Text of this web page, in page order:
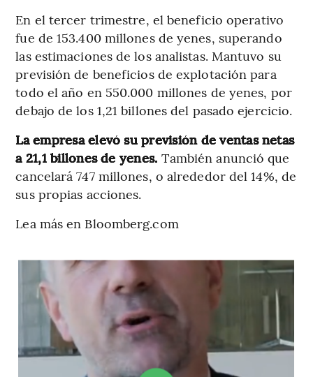
En el tercer trimestre, el beneficio operativo
fue de 153.400 millones de yenes, superando
las estimaciones de los analistas. Mantuvo su
previsión de beneficios de explotación para
todo el año en 550.000 millones de yenes, por
debajo de los 1,21 billones del pasado ejercicio.
La empresa elevó su previsión de ventas netas
a 21,1 billones de yenes. También anunció que
cancelará 747 millones, o alrededor del 14%, de
sus propias acciones.
Lea más en Bloomberg.com